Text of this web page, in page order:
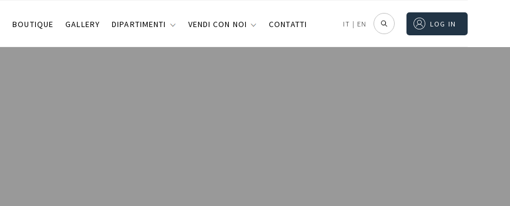
BOUTIQUE GALLERY DIPARTIMENTI VENDI CON NOI CONTATTI IT | EN LOG IN